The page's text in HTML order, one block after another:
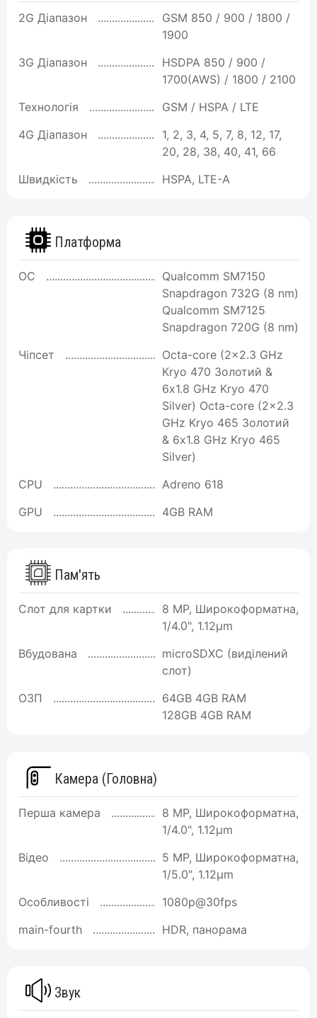
2G Діапазон
GSM 850 / 900 / 1800 /
1900
3G Діапазон
HSDPA 850 / 900 /
1700(AWS) / 1800 / 2100
Технологія
GSM / HSPA / LTE
4G Діапазон
1, 2, 3, 4, 5, 7, 8, 12, 17,
20, 28, 38, 40, 41, 66
Швидкість
HSPA, LTE-A
Платформа
ОС
Qualcomm SM7150
Snapdragon 732G (8 nm)
Qualcomm SM7125
Snapdragon 720G (8 nm)
Чіпсет
Octa-core (2x2.3 GHz
Kryo 470 Золотий &
6x1.8 GHz Kryo 470
Silver) Octa-core (2x2.3
GHz Kryo 465 Золотий
& 6x1.8 GHz Kryo 465
Silver)
CPU
Adreno 618
GPU
4GB RAM
Пам'ять
Слот для картки
8 MP, Широкоформатна,
1/4.0", 1.12µm
Вбудована
microSDXC (виділений
слот)
ОЗП
64GB 4GB RAM
128GB 4GB RAM
Камера (Головна)
Перша камера
8 MP, Широкоформатна,
1/4.0", 1.12µm
Відео
5 MP, Широкоформатна,
1/5.0", 1.12µm
Особливості
1080p@30fps
main-fourth
HDR, панорама
Звук